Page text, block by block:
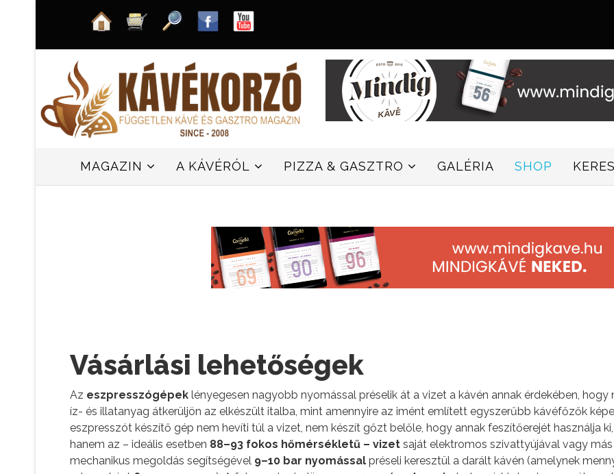
MAGAZIN A KÁVÉRÓL PIZZA & GASZTRO GALÉRIA SHOP
Vásárlási lehetőségek
Az eszpresszógépek lényegesen nagyobb nyomással préselik át a vizet a kávén annak érdekében, hogy
íz- és illatanyag átkerüljön az elkészült italba, mint amennyire az imént említett egyszerűbb kávéfőzők
eszpresszót készítő gép nem hevíti túl a vizet, nem készít gőzt belőle, hogy annak feszítőerejét használja ki,
hanem az – ideális esetben 88–93 fokos hőmérsékletű – vizet saját elektromos szivattyújával vagy más
mechanikus megoldás segítségével 9–10 bar nyomással préseli keresztül a darált kávén (amelynek